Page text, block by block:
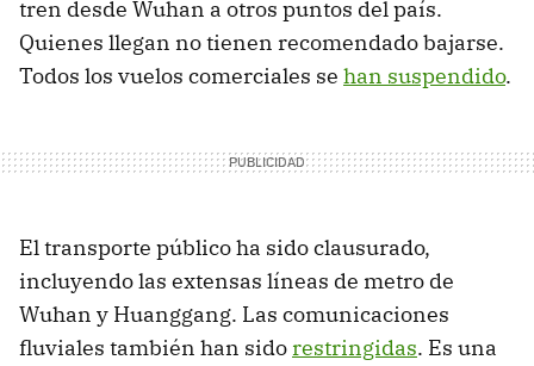
tren desde Wuhan a otros puntos del país.
Quienes llegan no tienen recomendado bajarse.
Todos los vuelos comerciales se han suspendido.
El transporte público ha sido clausurado,
incluyendo las extensas líneas de metro de
Wuhan y Huanggang. Las comunicaciones
fluviales también han sidorestringidas. Es una